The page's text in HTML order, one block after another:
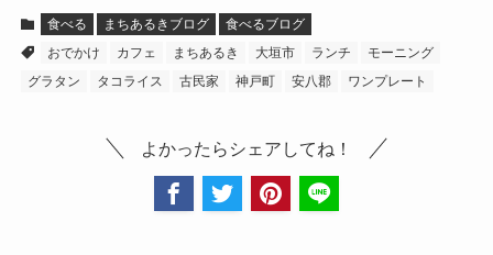
食べる まちあるきブログ
食べるブログ
おでかけ
カフェ まちあるき 大垣市 ランチ
モーニング
グラタン
タコライス 古民家 神戸町 安八郡 ワンプレート
よかったらシェアしてね！